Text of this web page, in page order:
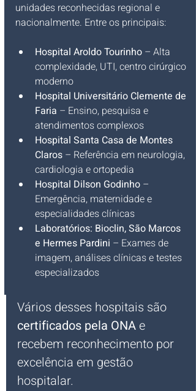
unidades reconhecidas regional e
nacionalmente. Entre os principais:
Hospital Aroldo Tourinho – Alta
complexidade, UTI, centro cirúrgico
moderno
Hospital Universitário Clemente de
Faria – Ensino, pesquisa e
atendimentos complexos
Hospital Santa Casa de Montes
Claros – Referência em neurologia,
cardiologia e ortopedia
Hospital Dilson Godinho –
Emergência, maternidade e
especialidades clínicas
Laboratórios: Bioclin, São Marcos
e Hermes Pardini – Exames de
imagem, análises clínicas e testes
especializados
Vários desses hospitais são
certificados pela ONA e
recebem reconhecimento por
excelência em gestão
hospitalar.